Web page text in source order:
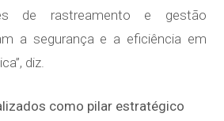
de rastreamento e gestão
a segurança e a eficiência em
diz.
como pilar estratégico